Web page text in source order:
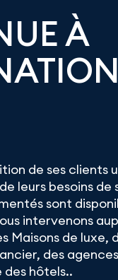
À
de ses clients
leurs besoins
sont
intervenons
Maisons de luxe,
des
des hôtels..